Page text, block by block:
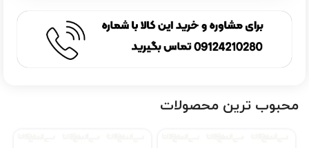
محبوب ترین محصولات